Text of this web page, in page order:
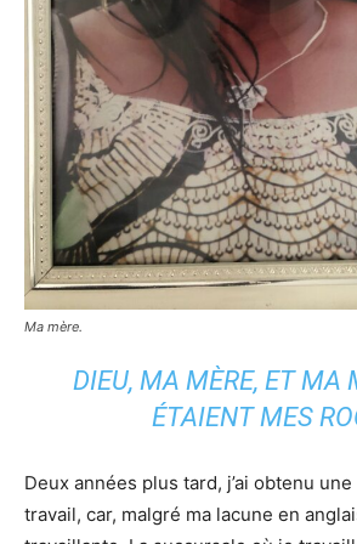
Ma mère.
DIEU, MA MÈRE, ET MA
ÉTAIENT MES
Deux années plus tard, j’ai obtenu
travail, car, malgré ma lacune en